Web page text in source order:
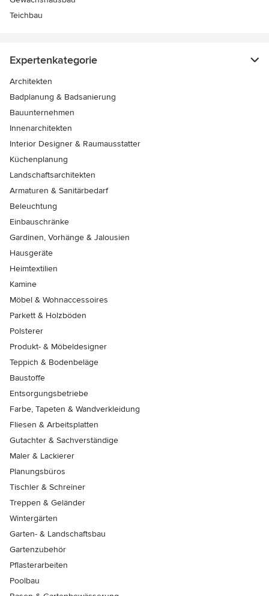
Teichbau
Expertenkategorie
Architekten
Badplanung & Badsanierung
Bauunternehmen
Innenarchitekten
Interior Designer & Raumausstatter
Küchenplanung
Landschaftsarchitekten
Armaturen & Sanitärbedarf
Beleuchtung
Einbauschränke
Gardinen, Vorhänge & Jalousien
Hausgeräte
Heimtextilien
Kamine
Möbel & Wohnaccessoires
Parkett & Holzböden
Polsterer
Produkt- & Möbeldesigner
Teppich & Bodenbeläge
Baustoffe
Entsorgungsbetriebe
Farbe, Tapeten & Wandverkleidung
Fliesen & Arbeitsplatten
Gutachter & Sachverständige
Maler & Lackierer
Planungsbüros
Tischler & Schreiner
Treppen & Geländer
Wintergärten
Garten- & Landschaftsbau
Gartenzubehör
Pflasterarbeiten
Poolbau